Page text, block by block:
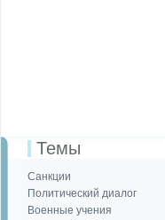
Темы
Санкции
Политический диалог
Военные учения